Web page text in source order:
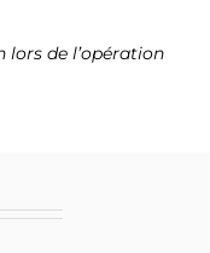
lors de l’opération